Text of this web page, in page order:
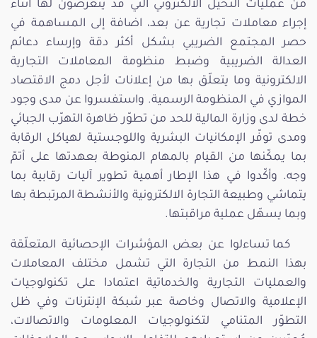
من عمليات التحيل الالكتروني التي قد يتعرّضون لها اثناء
إجراء معاملات تجارية عن بعد، اضافة إلى المساهمة في
حصر المجتمع الضريبي بشكل أكثر دقة وإرساء دعائم
العدالة الضريبية وضبط منظومة المعاملات التجارية
الالكترونية وما يتعلّق بها من إعلانات لأجل دمج الاقتصاد
الموازي في المنظومة الرسمية. واستفسروا عن مدى وجود
خطة لدى وزارة المالية للحد من تطوّر ظاهرة التهرّب الجبائي
ومدى توفّر الإمكانيات البشرية واللوجستية لهياكل الرقابة
بما يمكّنها من القيام بالمهام المنوطة بعهدتها على أتمّ
وجه. وأكّدوا في هذا الإطار أهمية تطوير آليات رقابية بما
يتماشي وطبيعة التجارة الالكترونية والأنشطة المرتبطة بها
وبما يسهّل عملية مراقبتها.
كما تساءلوا عن بعض المؤشرات الإحصائية المتعلّقة
بهذا النمط من التجارة التي تشمل مختلف المعاملات
والعمليات التجارية والخدماتية اعتمادا على تكنولوجيات
الإعلامية والاتصال وخاصة عبر شبكة الإنترنات وفي ظل
التطوّر المتنامي لتكنولوجيات المعلومات والاتصالات،